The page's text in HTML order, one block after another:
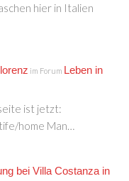
hier in Italien
im Forum Leben in
ist jetzt:
home Man…
bei Villa Costanza in